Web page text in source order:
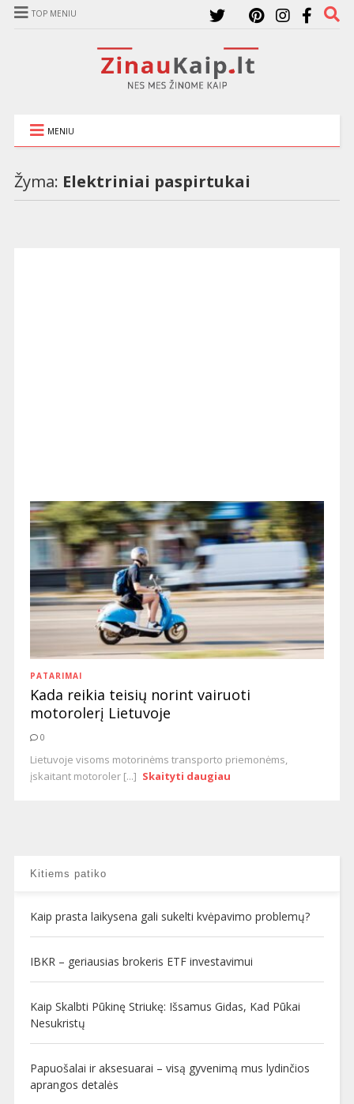
TOP MENIU
MENIU
Žyma: Elektriniai paspirtukai
PATARIMAI
Kada reikia teisių norint vairuoti
motorolerį Lietuvoje
0
Lietuvoje visoms motorinėms transporto priemonėms,
įskaitant motoroler [...] Skaityti daugiau
Kitiems patiko
Kaip prasta laikysena gali sukelti kvėpavimo problemų?
IBKR – geriausias brokeris ETF investavimui
Kaip Skalbti Pūkinę Striukę: Išsamus Gidas, Kad Pūkai
Nesukristų
Papuošalai ir aksesuarai – visą gyvenimą mus lydinčios
aprangos detalės